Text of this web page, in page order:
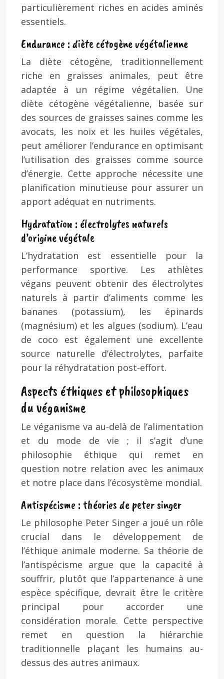
particulièrement riches en acides aminés
essentiels.
Endurance : diète cétogène végétalienne
La diète cétogène, traditionnellement
riche en graisses animales, peut être
adaptée à un régime végétalien. Une
diète cétogène végétalienne, basée sur
des sources de graisses saines comme les
avocats, les noix et les huiles végétales,
peut améliorer l’endurance en optimisant
l’utilisation des graisses comme source
d’énergie. Cette approche nécessite une
planification minutieuse pour assurer un
apport adéquat en nutriments.
Hydratation : électrolytes naturels
d’origine végétale
L’hydratation est essentielle pour la
performance sportive. Les athlètes
végans peuvent obtenir des électrolytes
naturels à partir d’aliments comme les
bananes (potassium), les épinards
(magnésium) et les algues (sodium). L’eau
de coco est également une excellente
source naturelle d’électrolytes, parfaite
pour la réhydratation post-effort.
Aspects éthiques et philosophiques
du véganisme
Le véganisme va au-delà de l’alimentation
et du mode de vie ; il s’agit d’une
philosophie éthique qui remet en
question notre relation avec les animaux
et notre place dans l’écosystème mondial.
Antispécisme : théories de peter singer
Le philosophe Peter Singer a joué un rôle
crucial dans le développement de
l’éthique animale moderne. Sa théorie de
l’antispécisme argue que la capacité à
souffrir, plutôt que l’appartenance à une
espèce spécifique, devrait être le critère
principal pour accorder une
considération morale. Cette perspective
remet en question la hiérarchie
traditionnelle plaçant les humains au-
dessus des autres animaux.